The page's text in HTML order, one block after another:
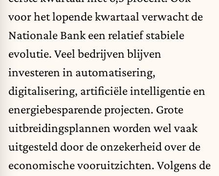
voor het lopende kwartaal verwacht de
Nationale Bank een relatief stabiele
evolutie. Veel bedrijven blijven
investeren in automatisering,
digitalisering, artificiële intelligentie en
energiebesparende projecten. Grote
uitbreidingsplannen worden wel vaak
uitgesteld door de onzekerheid over de
economische vooruitzichten. Volgens de